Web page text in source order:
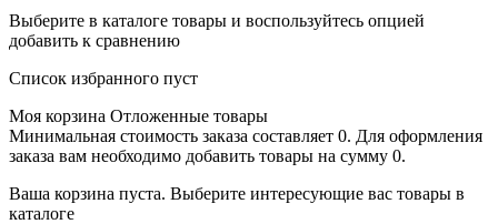
Выберите в каталоге товары и воспользуйтесь опцией
добавить к сравнению
Список избранного пуст
Моя корзина Отложенные товары
Минимальная стоимость заказа составляет 0. Для оформления
заказа вам необходимо добавить товары на сумму 0.
Ваша корзина пуста. Выберите интересующие вас товары в
каталоге